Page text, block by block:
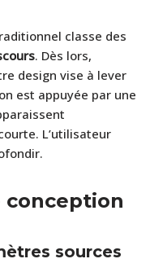
classe des
. Dès lors,
design vise à lever
est appuyée par une
L’utilisateur
conception
sources